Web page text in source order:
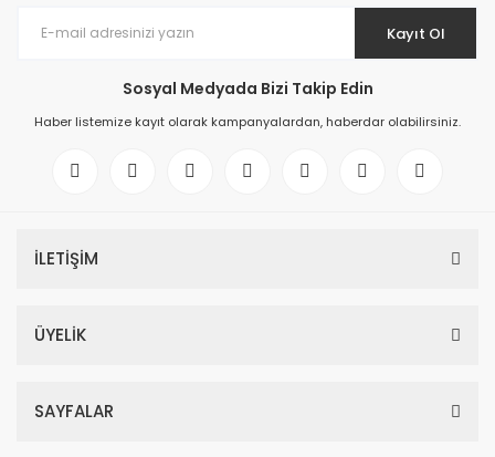
Kayıt Ol
Sosyal Medyada Bizi Takip Edin
Haber listemize kayıt olarak kampanyalardan, haberdar olabilirsiniz.
İLETİŞİM
ÜYELİK
SAYFALAR